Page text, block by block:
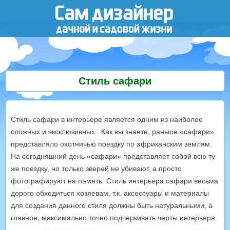
Стиль сафари
Стиль сафари в интерьере является одним из наиболее
сложных и эксклюзивных. Как вы знаете, раньше «сафари»
представляло охотничью поездку по африканским землям.
На сегодняшний день «сафари» представляет собой всю ту
же поездку, но только зверей не убивают, а просто
фотографируют на память. Стиль интерьера сафари весьма
дорого обходиться хозяевам, т.к. аксессуары и материалы
для создания данного стиля должны быть натуральными, а
главное, максимально точно подчеркивать черты интерьера.